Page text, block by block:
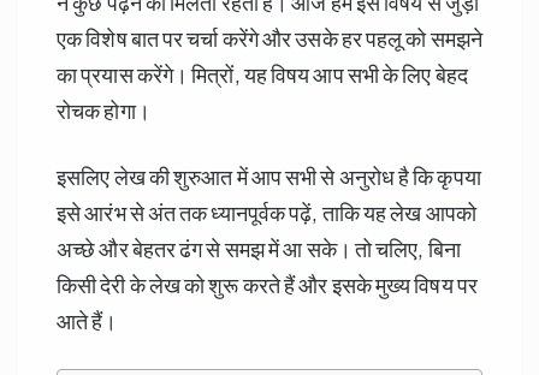
एक विशेष बात पर चर्चा करेंगे और उसके हर पहलू को समझने
का प्रयास करेंगे। मित्रों, यह विषय आप सभी के लिए बेहद
रोचक होगा।
इसलिए लेख की शुरुआत में आप सभी से अनुरोध है कि कृपया
इसे आरंभ से अंत तक ध्यानपूर्वक पढ़ें, ताकि यह लेख आपको
अच्छे और बेहतर ढंग से समझ में आ सके। तो चलिए, बिना
किसी देरी के लेख को शुरू करते हैं और इसके मुख्य विषय पर
आते हैं।